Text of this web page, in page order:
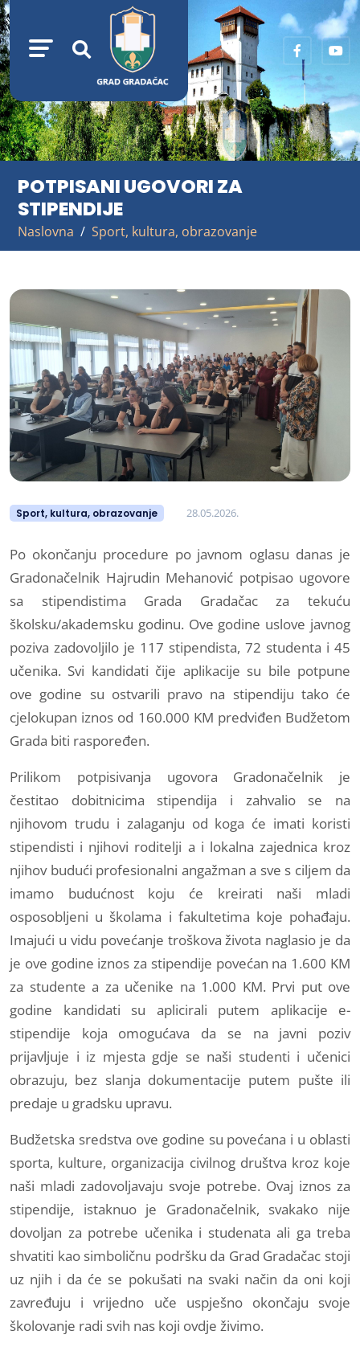
POTPISANI UGOVORI ZA
STIPENDIJE
Naslovna Sport, kultura, obrazovanje
Sport, kultura, obrazovanje 28.05.2026.
Po okončanju procedure po javnom oglasu danas je
Gradonačelnik Hajrudin Mehanović potpisao ugovore
sa stipendistima Grada Gradačac za tekuću
školsku/akademsku godinu. Ove godine uslove javnog
poziva zadovoljilo je 117 stipendista, 72 studenta i 45
učenika. Svi kandidati čije aplikacije su bile potpune
ove godine su ostvarili pravo na stipendiju tako će
cjelokupan iznos od 160.000 KM predviđen Budžetom
Grada biti raspoređen.
Prilikom potpisivanja ugovora Gradonačelnik je
čestitao dobitnicima stipendija i zahvalio se na
njihovom trudu i zalaganju od koga će imati koristi
stipendisti i njihovi roditelji a i lokalna zajednica kroz
njihov budući profesionalni angažman a sve s ciljem da
imamo budućnost koju će kreirati naši mladi
osposobljeni u školama i fakultetima koje pohađaju.
Imajući u vidu povećanje troškova života naglasio je da
je ove godine iznos za stipendije povećan na 1.600 KM
za studente a za učenike na 1.000 KM. Prvi put ove
godine kandidati su aplicirali putem aplikacije e-
stipendije koja omogućava da se na javni poziv
prijavljuje i iz mjesta gdje se naši studenti i učenici
obrazuju, bez slanja dokumentacije putem pušte ili
predaje u gradsku upravu.
Budžetska sredstva ove godine su povećana i u oblasti
sporta, kulture, organizacija civilnog društva kroz koje
naši mladi zadovoljavaju svoje potrebe. Ovaj iznos za
stipendije, istaknuo je Gradonačelnik, svakako nije
dovoljan za potrebe učenika i studenata ali ga treba
shvatiti kao simboličnu podršku da Grad Gradačac stoji
uz njih i da će se pokušati na svaki način da oni koji
zavređuju i vrijedno uče uspješno okončaju svoje
školovanje radi svih nas koji ovdje živimo.